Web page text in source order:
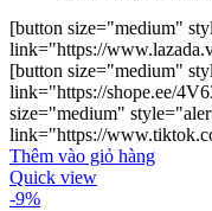
[button size="medium"
link="https://
[button size="medium"
link="https://shope.ee/
size="medium"
link="https://
Thêm vào giỏ hàng
Quick view
-9%